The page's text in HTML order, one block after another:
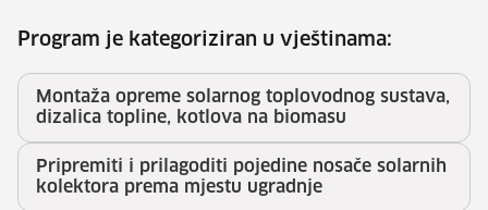
Program je kategoriziran u vještinama:
Montaža opreme solarnog toplovodnog sustava,
dizalica topline, kotlova na biomasu
Pripremiti i prilagoditi pojedine nosače solarnih
kolektora prema mjestu ugradnje